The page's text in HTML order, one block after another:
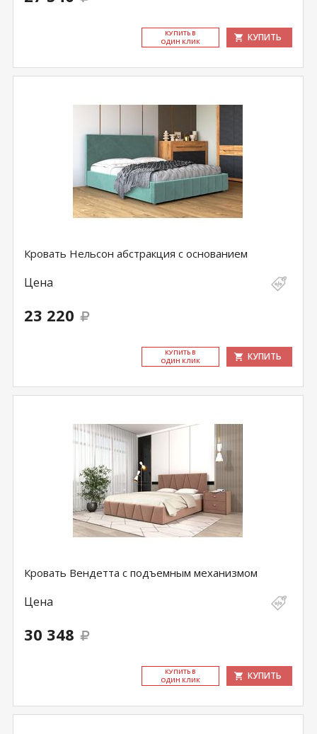
КУ­ПИТЬ В
ОДИН КЛИК
КУПИТЬ
Кровать Нельсон абстракция с основанием
Цена
23 220
КУ­ПИТЬ В
ОДИН КЛИК
КУПИТЬ
Кровать Вендетта с подъемным механизмом
Цена
30 348
КУ­ПИТЬ В
ОДИН КЛИК
КУПИТЬ